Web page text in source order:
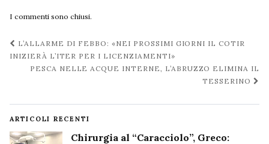
I commenti sono chiusi.
Navigazione
post
L’ALLARME DI FEBBO: «NEI PROSSIMI GIORNI IL COTIR
INIZIERÀ L’ITER PER I LICENZIAMENTI»
PESCA NELLE ACQUE INTERNE, L’ABRUZZO ELIMINA IL
TESSERINO
ARTICOLI RECENTI
Chirurgia al “Caracciolo”, Greco: